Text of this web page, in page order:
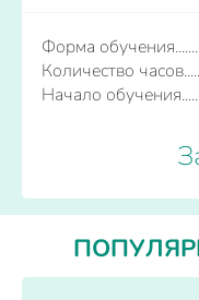
Форма обучения
Количество часов
Начало обучения